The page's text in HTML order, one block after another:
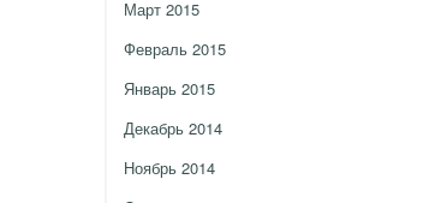
Март 2015
Февраль 2015
Январь 2015
Декабрь 2014
Ноябрь 2014